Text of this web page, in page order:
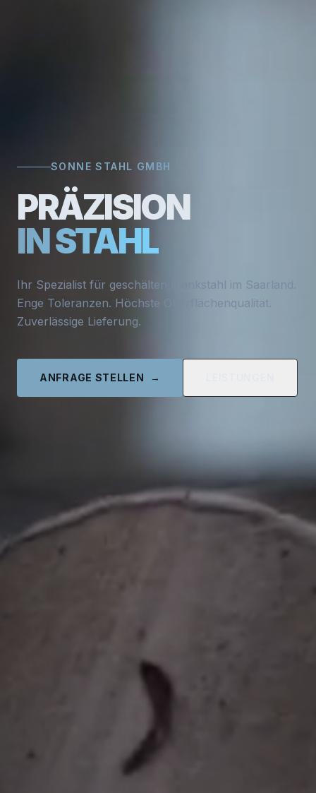
SONNE STAHL GMBH
PRÄZISION
IN STAHL
Ihr Spezialist für geschälten Blankstahl im Saarland.
Enge Toleranzen. Höchste Oberflächenqualität.
Zuverlässige Lieferung.
ANFRAGE STELLEN →